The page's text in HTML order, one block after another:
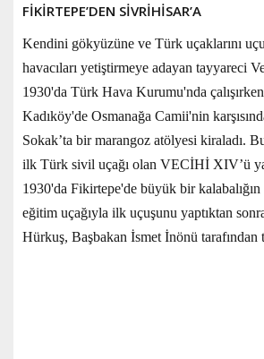
FİKİRTEPE’DEN SİVRİHİSAR’A
Kendini gökyüzüne ve Türk uçaklarını
havacıları yetiştirmeye adayan tayyareci
1930'da Türk Hava Kurumu'nda
Kadıköy'de Osmanağa Camii'nin
Sokak’ta bir marangoz atölyesi kiraladı.
ilk Türk sivil uçağı olan VECİHİ XIV’ü
1930'da Fikirtepe'de büyük bir
eğitim uçağıyla ilk uçuşunu yaptıktan
Hürkuş, Başbakan İsmet İnönü tarafından